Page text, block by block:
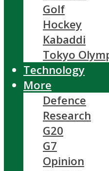
Golf
Hockey
Kabaddi
Tokyo
Technology
More
Defence
Research
G20
G7
Opinion